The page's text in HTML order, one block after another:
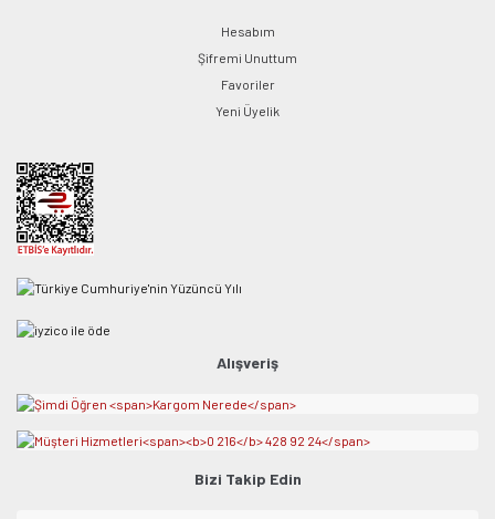
Hesabım
Şifremi Unuttum
Favoriler
Yeni Üyelik
Alışveriş
Bizi Takip Edin